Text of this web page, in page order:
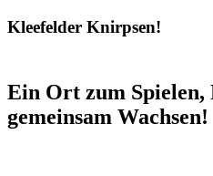
Kleefelder Knirpsen!
Ein Ort zum Spielen,
gemeinsam Wachsen!